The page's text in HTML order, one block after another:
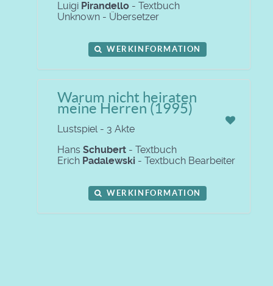
Luigi Pirandello - Textbuch
Unknown - Übersetzer
WERKINFORMATION
Warum nicht heiraten
meine Herren (1995)
Lustspiel - 3 Akte
Hans Schubert - Textbuch
Erich Padalewski - Textbuch Bearbeiter
WERKINFORMATION